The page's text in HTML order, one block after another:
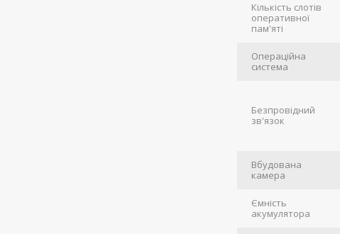
Кількість слотів
оперативної
пам'яті
Операційна
система
Безпровідний
зв'язок
Вбудована
камера
Ємність
акумулятора